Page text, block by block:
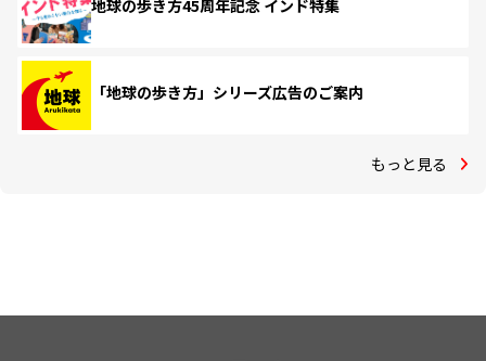
地球の歩き方45周年記念 インド特集
「地球の歩き方」シリーズ広告のご案内
もっと見る